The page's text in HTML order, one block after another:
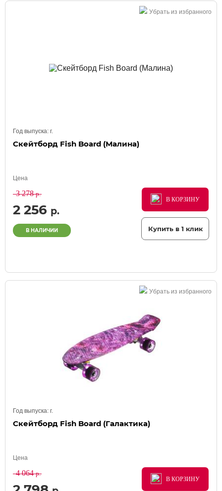
Убрать из избранного
Год выпуска: г.
Скейтборд Fish Board (Малина)
Цена
3 278р.
2 256 р.
В НАЛИЧИИ
В КОРЗИНУ
В КОРЗИНУ
В КОРЗИНУ
Купить в 1 клик
Убрать из избранного
Год выпуска: г.
Скейтборд Fish Board (Галактика)
Цена
4 064р.
В КОРЗИНУ
В КОРЗИНУ
В КОРЗИНУ